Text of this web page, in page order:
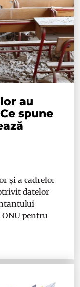
au
spune
și a cadrelor
datelor
ONU pentru